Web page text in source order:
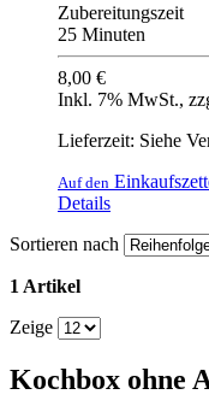
Zubereitungszeit
25 Minuten
8,00 €
Inkl. 7% MwSt.,
Lieferzeit: Siehe
Auf den
Details
Sortieren nach
1 Artikel
Zeige
Kochbox ohne